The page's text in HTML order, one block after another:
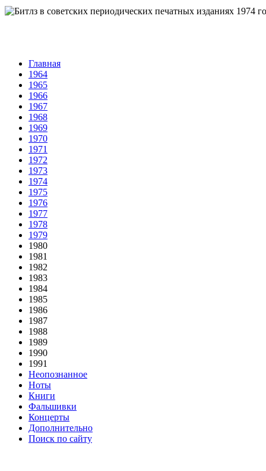
Главная
1964
1965
1966
1967
1968
1969
1970
1971
1972
1973
1974
1975
1976
1977
1978
1979
1980
1981
1982
1983
1984
1985
1986
1987
1988
1989
1990
1991
Неопознанное
Ноты
Книги
Фальшивки
Концерты
Дополнительно
Поиск по сайту